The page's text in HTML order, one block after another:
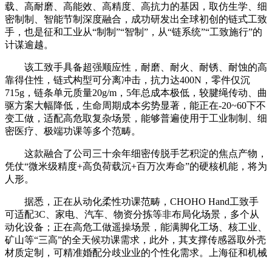
载、高耐磨、高能效、高精度、高抗力的基因，取仿生学、细
密制制、智能节制深度融合，成功研发出全球初创的链式工致
手，也是征和工业从“制制”“智制”，从“链系统”“工致施行”的
计谋逾越。
该工致手具备超强顺应性，耐磨、耐火、耐锈、耐蚀的高
靠得住性，链式构型可分离冲击，抗力达400N，零件仅沉
715g，链条单元质量20g/m，5年总成本极低，较腱绳传动、曲
驱方案大幅降低，生命周期成本劣势显著，能正在-20~60下不
变工做，适配高危取复杂场景，能够普遍使用于工业制制、细
密医疗、极端功课等多个范畴。
这款融合了公司三十余年细密传脱手艺积淀的焦点产物，
凭仗“微米级精度+高负荷载沉+百万次寿命”的硬核机能，将为
人形。
据悉，正在从动化柔性功课范畴，CHOHO Hand工致手
可适配3C、家电、汽车、物资分拣等非布局化场景，多个从
动化设备；正在高危工做遥操场景，能满脚化工场、核工业、
矿山等“三高”的全天候功课需求，此外，其支撑传感器取外壳
材质定制，可精准婚配分歧业业的个性化需求。上海征和机械